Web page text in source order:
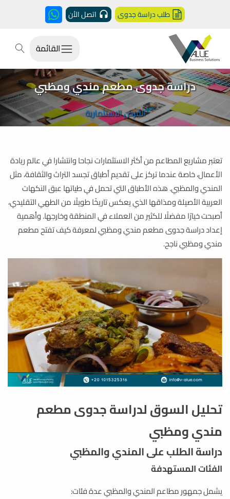
طلب دراسة جدوى اتصل الأن
القائمة
دراسة جدوى مطعم مندي ومظبي
الفرص الاستثمارية
تعتبر مشاريع المطاعم من أكثر الاستثمارات نجاحا وانتشارا في عالم ريادة
الأعمال، خاصة عندما تركز على تقديم أطباق تجسد التراث والثقافة، مثل
المندي والمظبي. هذه الأطباق التي تحمل في طياتها عبق النكهات
العربية الأصيلة ومذاقها الذي يعكس تاريخًا طويلًا من الطهي التقليدي،
أصبحت خيارًا مفضلًا للكثير من العملاء في المنطقة وخارجها. وأهمية
إعداد دراسة جدوى مطعم مندي ومظبي لمعرفة كيف تفتح مطعم
مندي ومظبي ناجح.
تحليل السوق لدراسة جدوى مطعم
مندي ومظبي
دراسة الطلب على المندي والمظبي
الفئات المستهدفة
يشمل جمهور مطاعم المندي والمظبي عدة فئات: